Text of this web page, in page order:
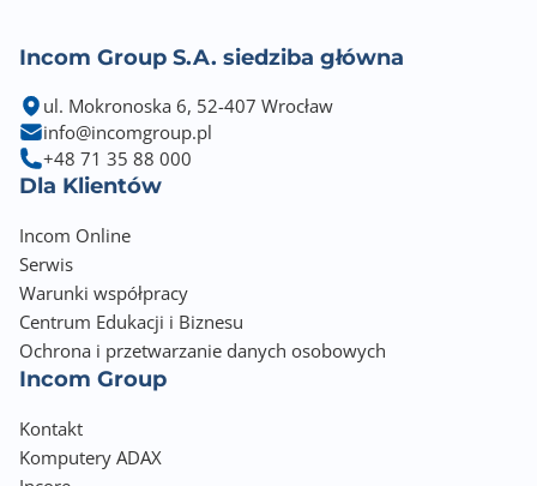
Aktywne (wentylator+radiator)
Minimalna moc zasilacza
750 W
2
Wyposażenie dodatkowe
Kabel zasilający
Informacje dodatkowe
Dodatkowe złącza zasilania: 16-pin x1
Maksymalna rozdzielczość w trybie cyfrowym:
Incom Group S.A. siedziba główna
ul. Mokronoska 6, 52-407 Wrocław
info@incomgroup.pl
+48 71 35 88 000
Dla Klientów
Incom Online
Serwis
Warunki współpracy
Centrum Edukacji i Biznesu
Ochrona i przetwarzanie danych osobowych
Incom Group
Kontakt
Komputery ADAX